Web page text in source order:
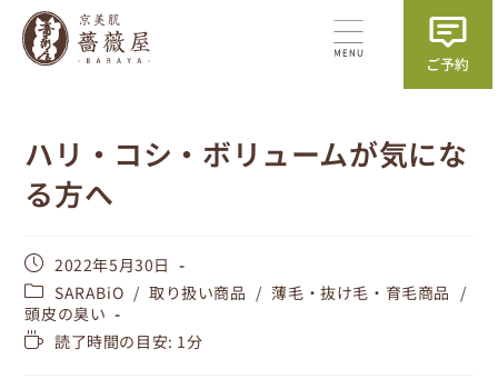
ハリ・コシ・ボリュームが気にな
る方へ
2022年5月30日
SARABiO / 取り扱い商品 / 薄毛・抜け毛・育毛商品 /
頭皮の臭い
読了時間の目安: 1分